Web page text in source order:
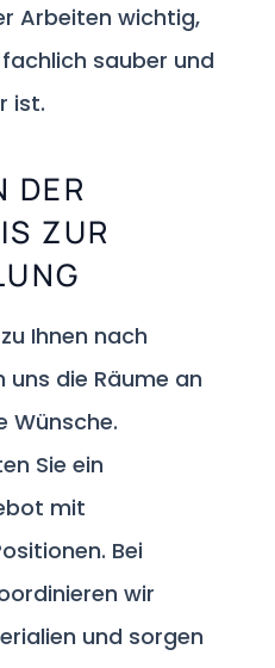
Arbeiten wichtig,
sauber und
ist.
DER
ZUR
Ihnen nach
uns die Räume an
Wünsche.
Sie ein
mit
Bei
wir
und sorgen